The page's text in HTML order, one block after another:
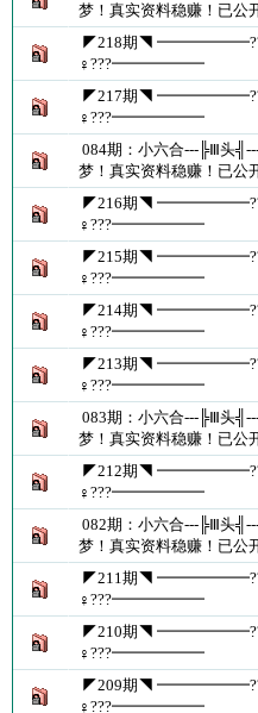
梦！真实资料稳赚！已公
◤218期◥
♀???━━━━━━
◤217期◥
♀???━━━━━━
084期：小六合---╠Ⅲ头
梦！真实资料稳赚！已公
◤216期◥
♀???━━━━━━
◤215期◥
♀???━━━━━━
◤214期◥
♀???━━━━━━
◤213期◥
♀???━━━━━━
083期：小六合---╠Ⅲ头
梦！真实资料稳赚！已公
◤212期◥
♀???━━━━━━
082期：小六合---╠Ⅲ头
梦！真实资料稳赚！已公
◤211期◥
♀???━━━━━━
◤210期◥
♀???━━━━━━
◤209期◥
♀???━━━━━━